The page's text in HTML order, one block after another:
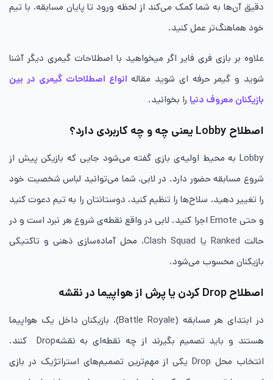
دقیق آن‌ها به شما کمک می‌کند از لحظه ورود تا پایان مسابقه، با تیم
خود هماهنگ‌تر عمل کنید.
علاوه بر بازی فری فایر اگر میخواهید با اصطلاحات گیمری دیگر آشنا
شوید و گیمر حرفه ای شوید مقالهانواع اصطلاحات گیمری در بین
بازیکنان معروف دنیا را بخوانید.
اصطلاح Lobby یعنی چه و چه کاربردی دارد؟
Lobby به محیط اولیه‌ی بازی گفته می‌شود جایی که بازیکن پیش از
شروع مسابقه حضور دارد. در لابی، شما می‌توانید لباس شخصیت خود
را تغییر دهید، سلاح‌ها را تنظیم کنید، دوستانتان را به تیم دعوت کنید
و حتی Emote اجرا کنید. لابی در واقع نقطه‌ی شروع هر نبرد است و در
حالت Ranked یا Clash Squad، محل آماده‌سازی ذهنی و تاکتیکی
بازیکنان محسوب می‌شود.
اصطلاح Drop کردن یا پرش از هواپیما در نقشه
در ابتدای هر مسابقه (Battle Royale)، بازیکنان داخل یک هواپیما
هستند و باید تصمیم بگیرند از چه نقطه‌ای به نقشهDrop کنند.
انتخاب محل Drop یکی از مهم‌ترین تصمیم‌های استراتژیک در بازی